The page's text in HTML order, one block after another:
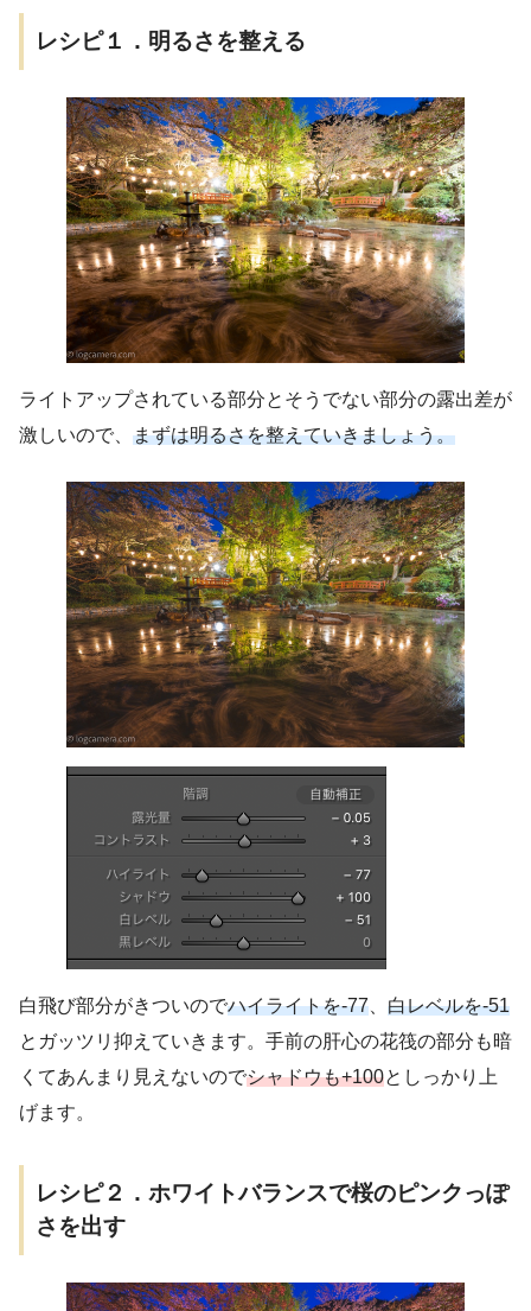
レシピ１．明るさを整える
ライトアップされている部分とそうでない部分の露出差が
激しいので、 まずは明るさを整えていきましょう。
白飛び部分がきついのでハイライトを-77
白レベルを-51
とガッツリ抑えていきます。手前の肝心の花筏の部分も暗
くてあんまり見えないのでシャドウも+100としっかり上
げます。
レシピ２．ホワイトバランスで桜のピンクっぽ
さを出す